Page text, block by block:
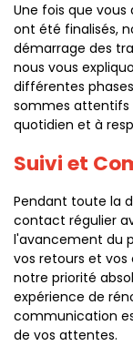
Une fois que vous
ont été finalisés,
démarrage des
nous vous
différentes
sommes attentifs
quotidien et à
Suivi et
Pendant toute la
contact régulier
l'avancement du
vos retours et
notre priorité
expérience de
communication
de vos attentes.